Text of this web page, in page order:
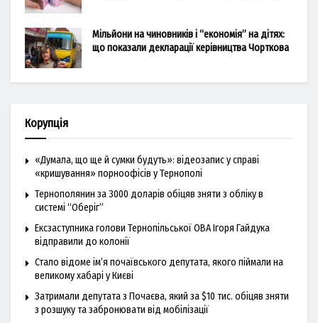
Мільйони на чиновників і “економія” на дітях:
що показали декларації керівництва Чорткова
Корупція
«Думала, що ще й сумки будуть»: відеозапис у справі
«кришування» порноофісів у Тернополі
Тернополянин за 3000 доларів обіцяв зняти з обліку в
системі “Оберіг”
Ексзаступника голови Тернопільської ОВА Ігоря Гайдука
відправили до колонії
Стало відоме ім’я почаївського депутата, якого піймали на
великому хабарі у Києві
Затримали депутата з Почаєва, який за $10 тис. обіцяв зняти
з розшуку та забронювати від мобілізації